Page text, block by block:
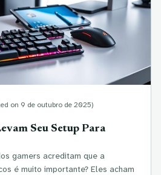
on 9 de outubro de 2025)
Seu Setup Para
gamers acreditam que a
é muito importante? Eles acham